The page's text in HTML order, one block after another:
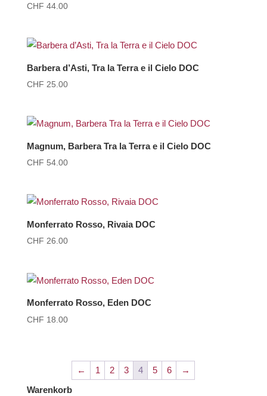
CHF 44.00
Barbera d’Asti, Tra la Terra e il Cielo DOC
CHF 25.00
Magnum, Barbera Tra la Terra e il Cielo DOC
CHF 54.00
Monferrato Rosso, Rivaia DOC
CHF 26.00
Monferrato Rosso, Eden DOC
CHF 18.00
← 1 2 3 4 5 6
→
Warenkorb